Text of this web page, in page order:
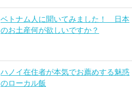
ベトナム人に聞いてみました！ 日本
のお土産何が欲しいですか？
ハノイ在住者が本気でお薦めする魅惑
のローカル飯